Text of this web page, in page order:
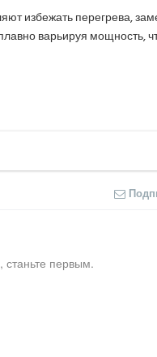
избежать перегрева,
варьируя мощность,
станьте первым.